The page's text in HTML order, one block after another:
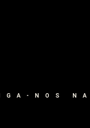
NOS